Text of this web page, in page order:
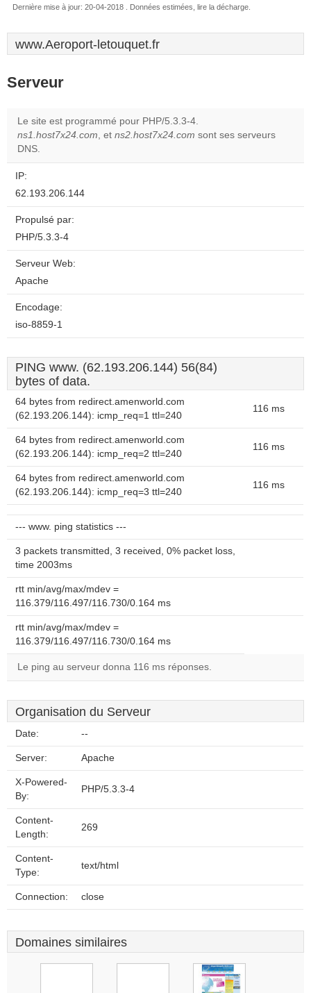
Dernière mise à jour: 20-04-2018 . Données estimées, lire la décharge.
www.Aeroport-letouquet.fr
Serveur
Le site est programmé pour PHP/5.3.3-4.
ns1.host7x24.com, et ns2.host7x24.com sont ses serveurs
DNS.
IP:
62.193.206.144
Propulsé par:
PHP/5.3.3-4
Serveur Web:
Apache
Encodage:
iso-8859-1
PING www. (62.193.206.144) 56(84)
bytes of data.
64 bytes from redirect.amenworld.com
(62.193.206.144): icmp_req=1 ttl=240
116 ms
64 bytes from redirect.amenworld.com
(62.193.206.144): icmp_req=2 ttl=240
116 ms
64 bytes from redirect.amenworld.com
(62.193.206.144): icmp_req=3 ttl=240
116 ms
--- www. ping statistics ---
3 packets transmitted, 3 received, 0% packet loss,
time 2003ms
rtt min/avg/max/mdev =
116.379/116.497/116.730/0.164 ms
rtt min/avg/max/mdev =
116.379/116.497/116.730/0.164 ms
Le ping au serveur donna 116 ms réponses.
Organisation du Serveur
Date: --
Server: Apache
X-Powered-
By:
PHP/5.3.3-4
Content-
Length:
269
Content-
Type:
text/html
Connection: close
Domaines similaires